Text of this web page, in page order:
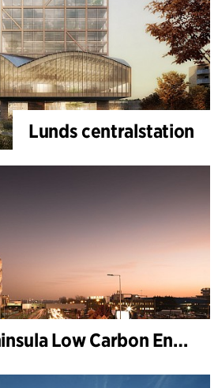
Lunds centralstation
Greenwich Peninsula Low Carbon Energy Centre